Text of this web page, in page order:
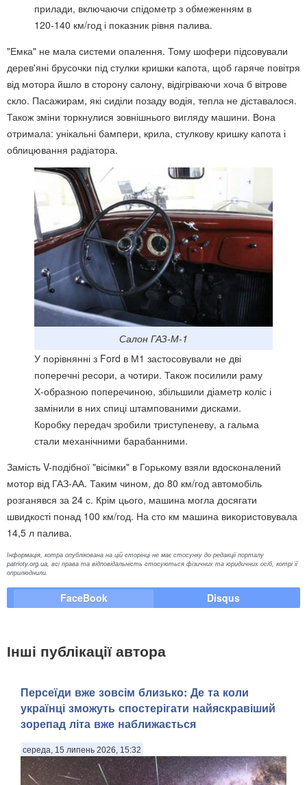
прилади, включаючи спідометр з обмеженням в
120-140 км/год і показник рівня палива.
"Емка" не мала системи опалення. Тому шофери підсовували
дерев'яні брусочки під стулки кришки капота, щоб гаряче повітря
від мотора йшло в сторону салону, відігріваючи хоча б вітрове
скло. Пасажирам, які сиділи позаду водія, тепла не діставалося.
Також зміни торкнулися зовнішнього вигляду машини. Вона
отримала: унікальні бампери, крила, стулкову кришку капота і
облицювання радіатора.
Салон ГАЗ-М-1
У порівнянні з Ford в М1 застосовували не дві
поперечні ресори, а чотири. Також посилили раму
Х-образною поперечиною, збільшили діаметр коліс і
замінили в них спиці штампованими дисками.
Коробку передач зробили триступеневу, а гальма
стали механічними барабанними.
Замість V-подібної "вісімки" в Горькому взяли вдосконалений
мотор від ГАЗ-АА. Таким чином, до 80 км/год автомобіль
розганявся за 24 с. Крім цього, машина могла досягати
швидкості понад 100 км/год. На сто км машина використовувала
14,5 л палива.
Інформація, котра опублікована на цій сторінці не має стосунку до редакції порталу
patrioty.org.ua, всі права та відповідальність стосуються фізичних та юридичних осіб, котрі її
оприлюднили.
FaceBook Disqus
Інші публікації автора
Персеїди вже зовсім близько: Де та коли
українці зможуть спостерігати найяскравіший
зорепад літа вже наближається
середа, 15 липень 2026, 15:32